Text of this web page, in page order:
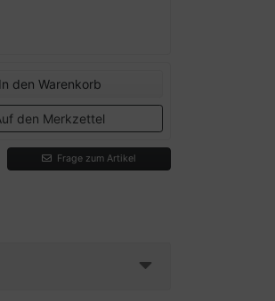
den Warenkorb
den Merkzettel
Frage zum Artikel